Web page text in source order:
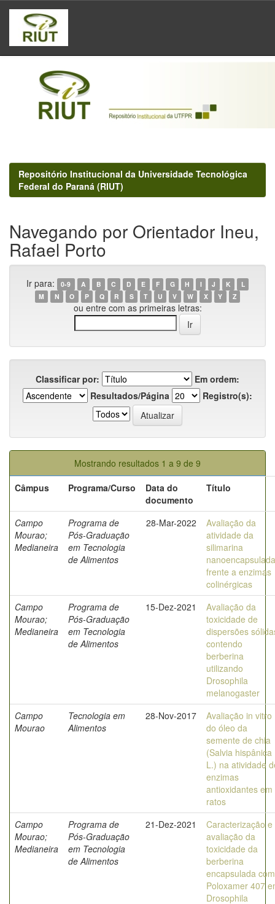
Skip
navigation
Repositório Institucional da Universidade Tecnológica
Federal do Paraná (RIUT)
Navegando por Orientador Ineu,
Rafael Porto
Ir para: 0-9 A B C D E F G H I J K
L
M
N O P Q R S T U V W X Y Z
ou entre com as primeiras letras:
Classificar por:
Em ordem:
Resultados/Página
Registro(s):
Mostrando resultados 1 a 9 de 9
Câmpus
Programa/Curso
Data do
documento
Título
Campo
Mourao;
Medianeira
Programa de
Pós-Graduação
em Tecnologia
de Alimentos
28-Mar-2022
Avaliação da
atividade da
silimarina
nanoencapsulada
frente a enzimas
colinérgicas
Campo
Mourao;
Medianeira
Programa de
Pós-Graduação
em Tecnologia
de Alimentos
15-Dez-2021
Avaliação da
toxicidade de
dispersões
contendo
berberina
utilizando
Drosophila
melanogaster
Campo
Mourao
Tecnologia em
Alimentos
28-Nov-2017
Avaliação in vitro
do óleo da
semente de chia
(Salvia hispânica
L.) na atividade
enzimas
antioxidantes em
ratos
Campo
Mourao;
Medianeira
Programa de
Pós-Graduação
em Tecnologia
de Alimentos
21-Dez-2021
Caracterização e
avaliação da
toxicidade da
berberina
encapsulada com
Poloxamer 407
Drosophila